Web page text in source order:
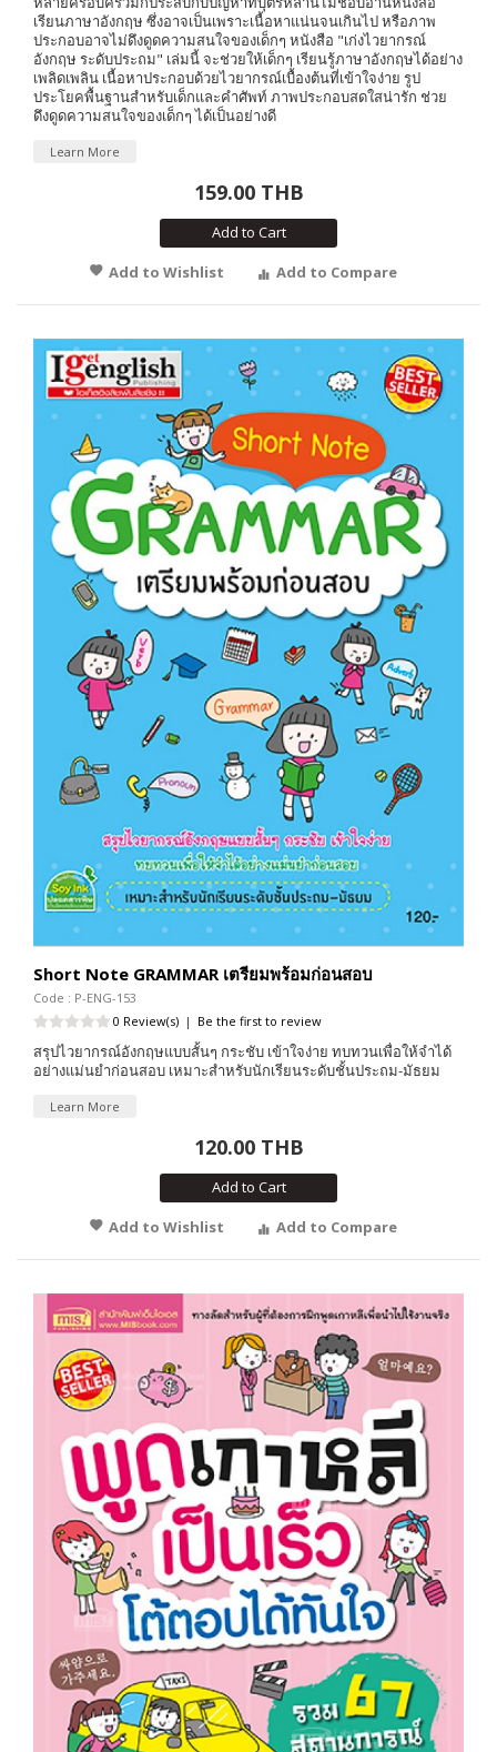
เรียนภาษาอังกฤษ ซึ่งอาจเป็นเพราะเนื้อหาแน่นจนเกินไป หรือภาพ
ประกอบอาจไม่ดึงดูดความสนใจของเด็กๆ หนังสือ "เก่งไวยากรณ์
อังกฤษ ระดับประถม" เล่มนี้ จะช่วยให้เด็กๆ เรียนรู้ภาษาอังกฤษได้อย่าง
เพลิดเพลิน เนื้อหาประกอบด้วยไวยากรณ์เบื้องต้นที่เข้าใจง่าย รูป
ประโยคพื้นฐานสำหรับเด็กและคำศัพท์ ภาพประกอบสดใสน่ารัก ช่วย
ดึงดูดความสนใจของเด็กๆ ได้เป็นอย่างดี
Learn More
159.00 THB
Add to Cart
Add to Wishlist
Add to Compare
Short Note GRAMMAR เตรียมพร้อมก่อนสอบ
Code : P-ENG-153
0 Review(s) | Be the first to review
สรุปไวยากรณ์อังกฤษแบบสั้นๆ กระชับ เข้าใจง่าย ทบทวนเพื่อให้จำได้
อย่างแม่นยำก่อนสอบ เหมาะสำหรับนักเรียนระดับชั้นประถม-มัธยม
Learn More
120.00 THB
Add to Cart
Add to Wishlist
Add to Compare